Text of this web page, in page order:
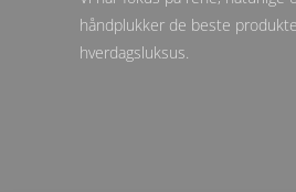
håndplukker de beste
hverdagsluksus.